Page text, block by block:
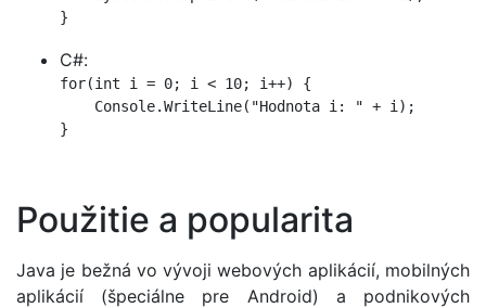
}
C#:
for(int i = 0; i < 10; i++) {
    Console.WriteLine("Hodnota i: " + i);
}
Použitie a popularita
Java je bežná vo vývoji webových aplikácií, mobilných
aplikácií (špeciálne pre Android) a podnikových